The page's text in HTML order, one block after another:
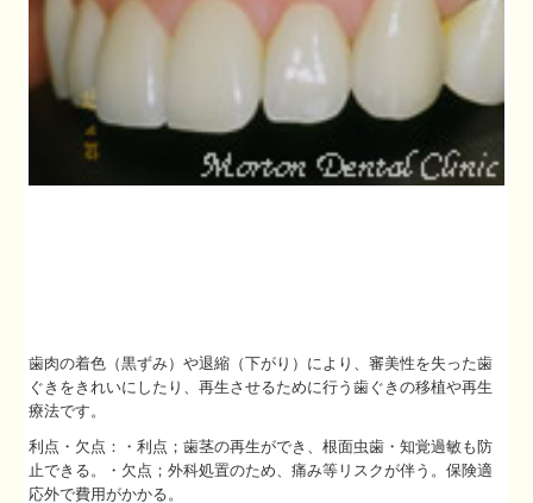
歯肉の着色（黒ずみ）や退縮（下がり）により、審美性を失った歯
ぐきをきれいにしたり、再生させるために行う歯ぐきの移植や再生
療法です。
利点・欠点：・利点；歯茎の再生ができ、根面虫歯・知覚過敏も防
止できる。・欠点；外科処置のため、痛み等リスクが伴う。保険適
応外で費用がかかる。